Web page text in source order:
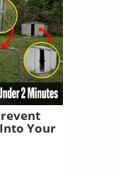
Your